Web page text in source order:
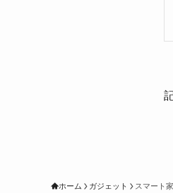
ホーム ガジェット スマート